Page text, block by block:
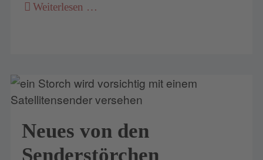
Weiterlesen …
Neues von den
Senderstörchen